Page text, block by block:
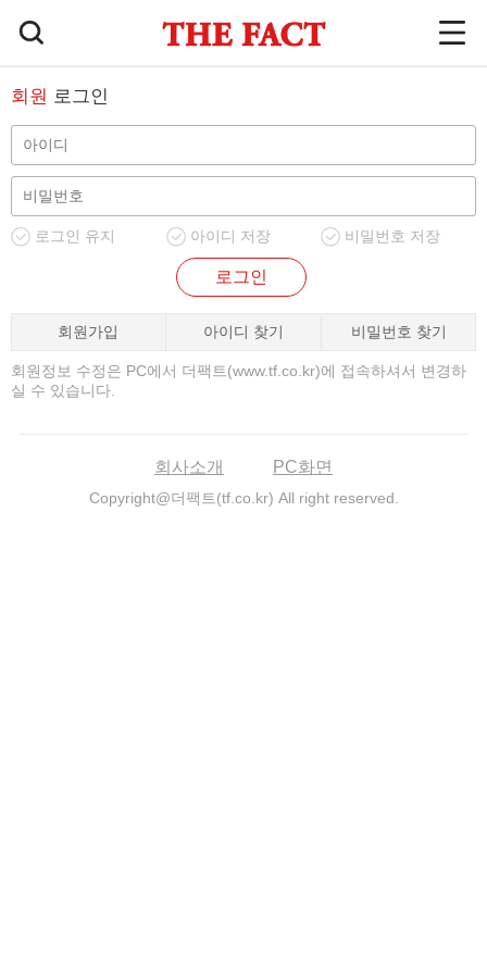
회원 로그인
로그인 유지 아이디 저장 비밀번호 저장
로그인
회원가입 아이디 찾기 비밀번호 찾기
회원정보 수정은 PC에서 더팩트(www.tf.co.kr)에 접속하셔서 변경하
실 수 있습니다.
회사소개 PC화면
Copyright@더팩트(tf.co.kr) All right reserved.